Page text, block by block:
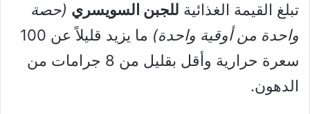
تبلغ القيمة الغذائية للجبن السويسري (حصة
واحدة من أوقية واحدة)
ما يزيد قليلاً عن 100
سعرة حرارية وأقل بقليل من 8 جرامات من
الدهون.